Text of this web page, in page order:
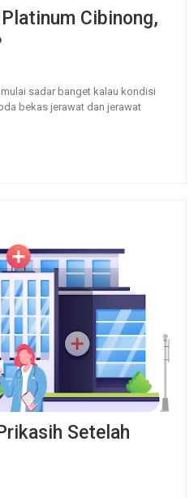
Cibinong,
sadar banget kalau kondisi
bekas jerawat dan jerawat
Setelah